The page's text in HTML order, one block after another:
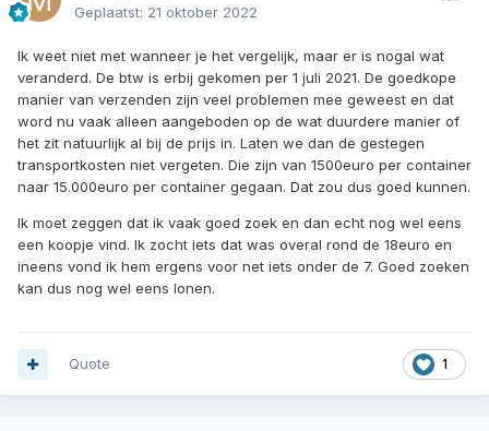
Geplaatst: 21 oktober 2022
Ik weet niet met wanneer je het vergelijk, maar er is nogal wat
veranderd. De btw is erbij gekomen per 1 juli 2021. De goedkope
manier van verzenden zijn veel problemen mee geweest en dat
word nu vaak alleen aangeboden op de wat duurdere manier of
het zit natuurlijk al bij de prijs in. Laten we dan de gestegen
transportkosten niet vergeten. Die zijn van 1500euro per container
naar 15.000euro per container gegaan. Dat zou dus goed kunnen.
Ik moet zeggen dat ik vaak goed zoek en dan echt nog wel eens
een koopje vind. Ik zocht iets dat was overal rond de 18euro en
ineens vond ik hem ergens voor net iets onder de 7. Goed zoeken
kan dus nog wel eens lonen.
1
Quote